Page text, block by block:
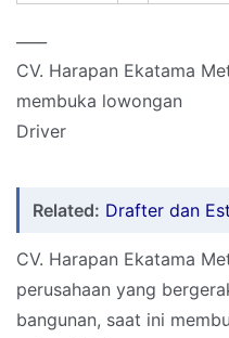
CV. Harapan Ekatama
membuka lowongan
Driver
Related: Drafter dan
CV. Harapan Ekatama
perusahaan yang
bangunan, saat ini